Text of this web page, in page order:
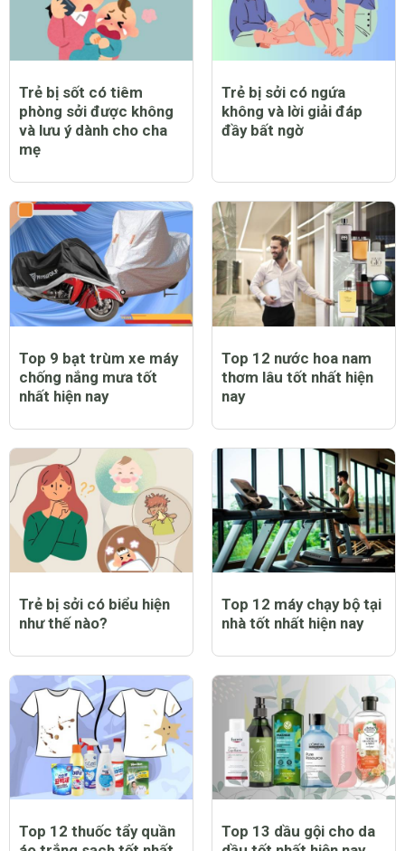
Trẻ bị sốt có tiêm
phòng sởi được không
và lưu ý dành cho cha
mẹ
Trẻ bị sởi có ngứa
không và lời giải đáp
đầy bất ngờ
Top 9 bạt trùm xe máy
chống nắng mưa tốt
nhất hiện nay
Top 12 nước hoa nam
thơm lâu tốt nhất hiện
nay
Trẻ bị sởi có biểu hiện
như thế nào?
Top 12 máy chạy bộ tại
nhà tốt nhất hiện nay
Top 12 thuốc tẩy quần
Top 13 dầu gội cho da